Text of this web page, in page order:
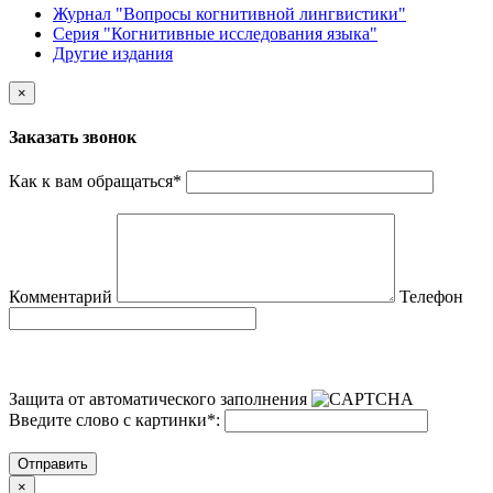
Журнал "Вопросы когнитивной лингвистики"
Серия "Когнитивные исследования языка"
Другие издания
×
Заказать звонок
Как к вам обращаться*
Комментарий Телефон
Защита от автоматического заполнения
Введите слово с картинки*:
Отправить
×